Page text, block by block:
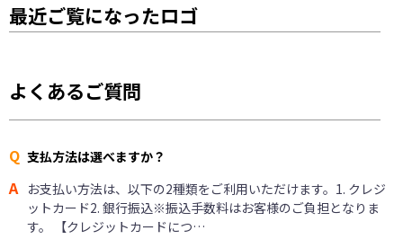
最近ご覧になったロゴ
よくあるご質問
Q 支払方法は選べますか？
A お支払い方法は、以下の2種類をご利用いただけます。1. クレジ
ットカード2. 銀行振込※振込手数料はお客様のご負担となりま
す。 【クレジットカードにつ…